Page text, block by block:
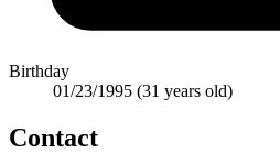
Birthday
01/23/1995 (31 years old)
Contact